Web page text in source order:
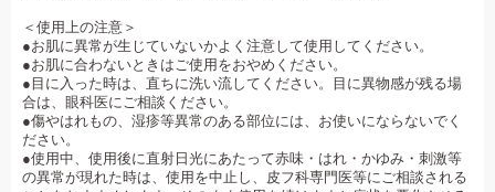
＜使用上の注意＞
●お肌に異常が生じていないかよく注意して使用してください。
●お肌に合わないときはご使用をおやめください。
●目に入った時は、直ちに洗い流してください。目に異物感が残る場
合は、眼科医にご相談ください。
●傷やはれもの、湿疹等異常のある部位には、お使いにならないでく
ださい。
●使用中、使用後に直射日光にあたって赤味・はれ・かゆみ・刺激等
の異常が現れた時は、使用を中止し、皮フ科専門医等にご相談される